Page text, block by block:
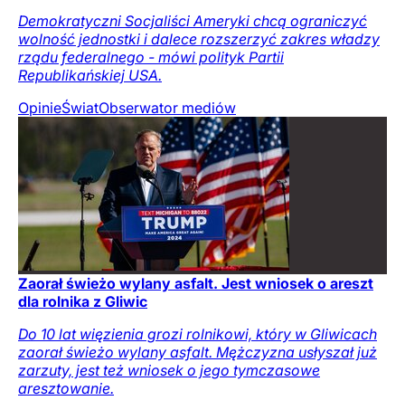
Demokratyczni Socjaliści Ameryki chcą ograniczyć
wolność jednostki i dalece rozszerzyć zakres władzy
rządu federalnego - mówi polityk Partii
Republikańskiej USA.
OpinieŚwiatObserwator mediów
Zaorał świeżo wylany asfalt. Jest wniosek o areszt
dla rolnika z Gliwic
Do 10 lat więzienia grozi rolnikowi, który w Gliwicach
zaorał świeżo wylany asfalt. Mężczyzna usłyszał już
zarzuty, jest też wniosek o jego tymczasowe
aresztowanie.